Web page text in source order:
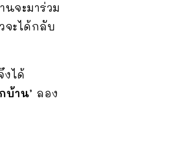
จะมาร่วม
จะได้กลับ
งได้
บ้าน’ ลอง